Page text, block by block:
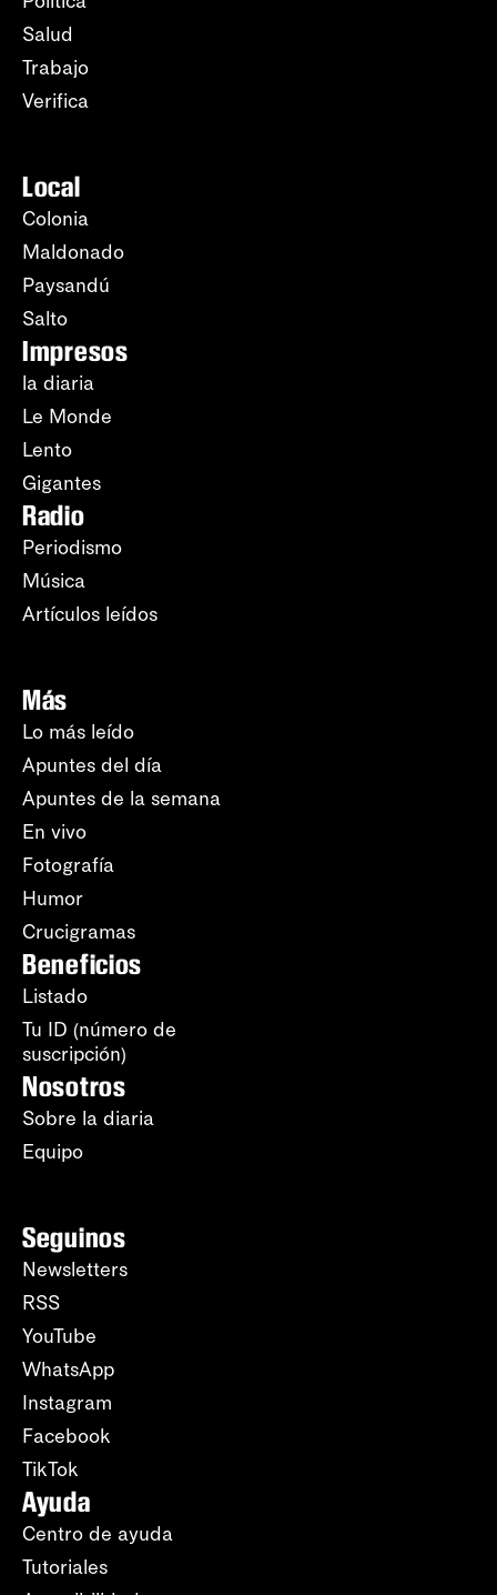
Salud
Trabajo
Verifica
Local
Colonia
Maldonado
Paysandú
Salto
Impresos
la diaria
Le Monde
Lento
Gigantes
Radio
Periodismo
Música
Artículos leídos
Más
Lo más leído
Apuntes del día
Apuntes de la semana
En vivo
Fotografía
Humor
Crucigramas
Beneficios
Listado
Tu ID (número de
suscripción)
Nosotros
Sobre la diaria
Equipo
Seguinos
Newsletters
RSS
YouTube
WhatsApp
Instagram
Facebook
TikTok
Ayuda
Centro de ayuda
Tutoriales